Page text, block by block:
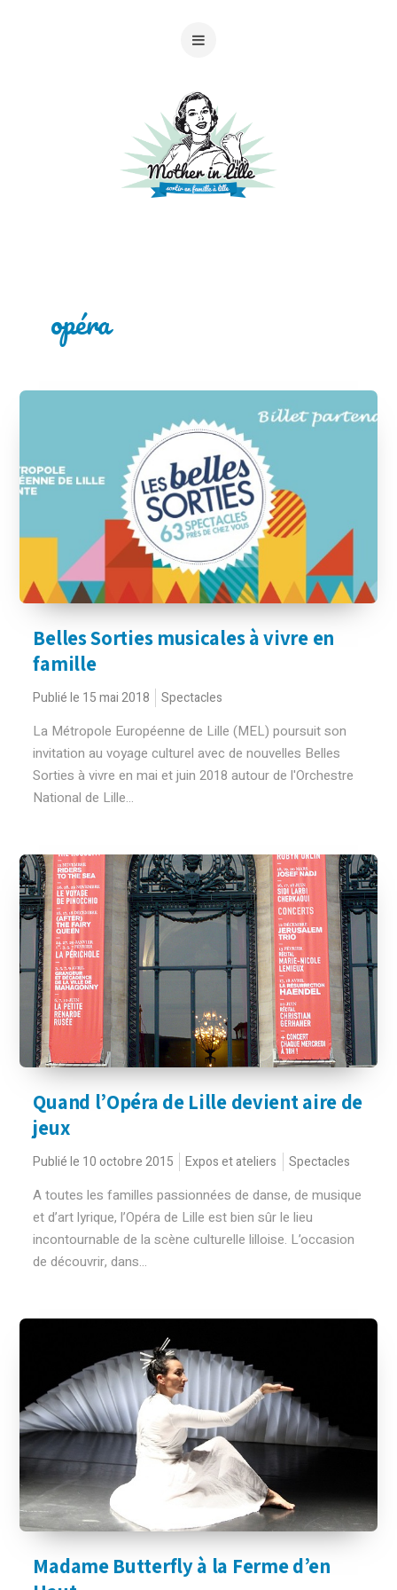
opéra
Belles Sorties musicales à vivre en
famille
Publié le 15 mai 2018 Spectacles
La Métropole Européenne de Lille (MEL) poursuit son
invitation au voyage culturel avec de nouvelles Belles
Sorties à vivre en mai et juin 2018 autour de l'Orchestre
National de Lille...
Quand l’Opéra de Lille devient aire de
jeux
Publié le 10 octobre 2015 Expos et ateliers Spectacles
A toutes les familles passionnées de danse, de musique
et d’art lyrique, l’Opéra de Lille est bien sûr le lieu
incontournable de la scène culturelle lilloise. L’occasion
de découvrir, dans...
Madame Butterfly à la Ferme d’en